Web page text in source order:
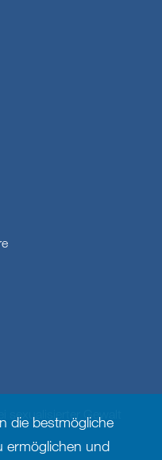
sexualisierter Gewalt
die bestmögliche
ermöglichen und